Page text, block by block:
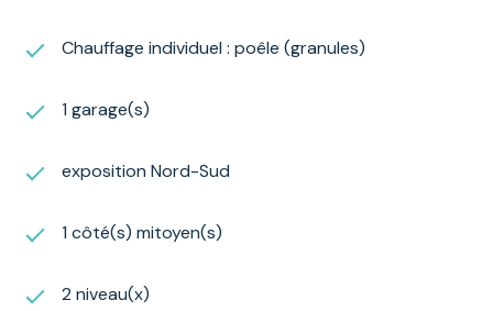
Chauffage individuel : poêle (granules)
1 garage(s)
exposition Nord-Sud
1 côté(s) mitoyen(s)
2 niveau(x)